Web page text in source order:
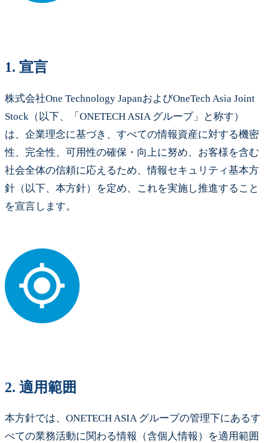
1. 宣言
株式会社One Technology JapanおよびOneTech Asia Joint
Stock（以下、「ONETECH ASIA グループ」と称す）
は、企業理念に基づき、すべての情報資産に対する機密
性、完全性、可用性の確保・向上に努め、お客様を含む
社会全体の信頼に応えるため、情報セキュリティ基本方
針（以下、本方針）を定め、これを実施し推進すること
を宣言します。
2. 適用範囲
本方針では、ONETECH ASIA グループの管理下にあるす
べての業務活動に関わる情報（含個人情報）を適用範囲